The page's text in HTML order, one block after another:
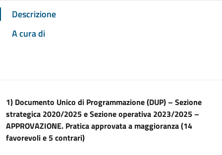
Descrizione
A cura di
1) Documento Unico di Programmazione (DUP) – Sezione
strategica 2020/2025 e Sezione operativa 2023/2025 –
APPROVAZIONE. Pratica approvata a maggioranza (14
favorevoli e 5 contrari)